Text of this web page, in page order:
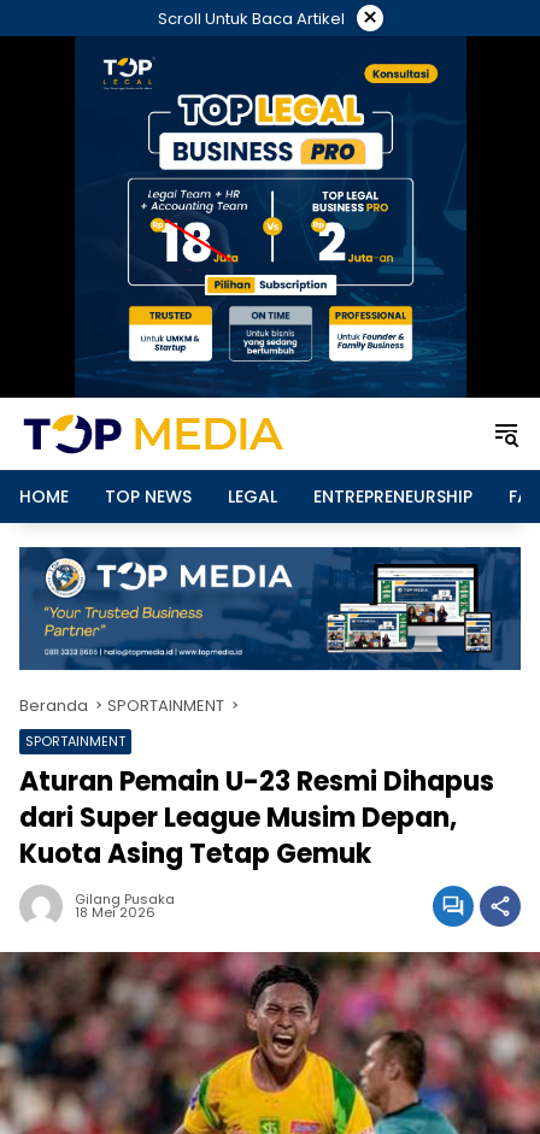
ke
Scroll Untuk Baca Artikel ×
HOME TOP NEWS LEGAL ENTREPRENEURSHIP
Beranda SPORTAINMENT
SPORTAINMENT
Aturan Pemain U-23 Resmi Dihapus
dari Super League Musim Depan,
Kuota Asing Tetap Gemuk
Gilang Pusaka
18 Mei 2026